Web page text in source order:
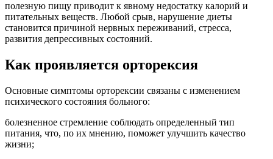
полезную пищу приводит к явному недостатку калорий и
питательных веществ. Любой срыв, нарушение диеты
становится причиной нервных переживаний, стресса,
развития депрессивных состояний.
Как проявляется орторексия
Основные симптомы орторексии связаны с изменением
психического состояния больного:
болезненное стремление соблюдать определенный тип
питания, что, по их мнению, поможет улучшить качество
жизни;